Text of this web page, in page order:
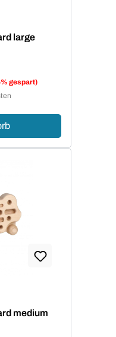
large
gespart)
medium